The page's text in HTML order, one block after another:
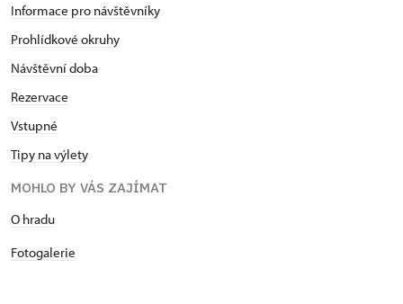
Informace pro návštěvníky
Prohlídkové okruhy
Návštěvní doba
Rezervace
Vstupné
Tipy na výlety
MOHLO BY VÁS ZAJÍMAT
O hradu
Fotogalerie